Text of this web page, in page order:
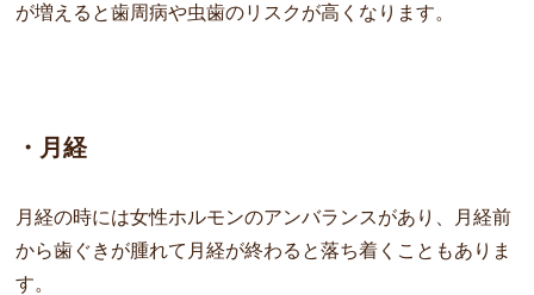
が増えると歯周病や虫歯のリスクが高くなります。
・月経
月経の時には女性ホルモンのアンバランスがあり、月経前
から歯ぐきが腫れて月経が終わると落ち着くこともありま
す。